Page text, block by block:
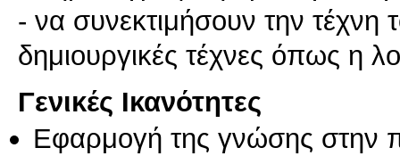
- να συνεκτιμήσουν την τέχνη
δημιουργικές τέχνες όπως η
Γενικές Ικανότητες
Εφαρμογή της γνώσης στην